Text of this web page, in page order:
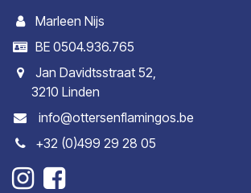
Marleen Nijs
BE 0504.936.765
Jan Davidtsstraat 52,
3210 Linden
info@ottersenflamingos.be
+32 (0)499 29 28 05